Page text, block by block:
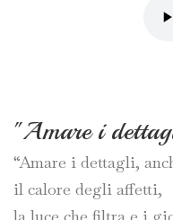
"Amare i
“Amare i dettagli,
il calore degli affetti,